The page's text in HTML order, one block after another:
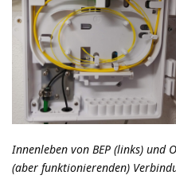
Innenleben von BEP (links) und
(aber funktionierenden)